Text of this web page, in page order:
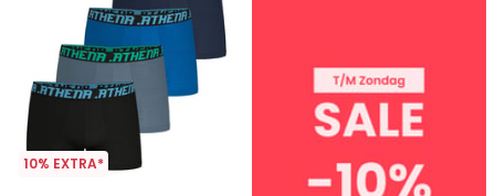
10% EXTRA*
artikelen*